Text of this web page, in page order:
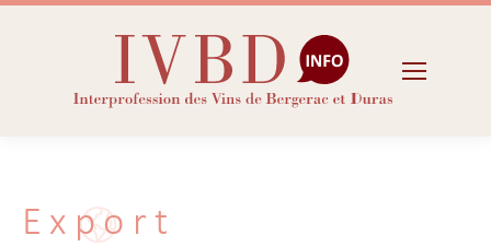
Export